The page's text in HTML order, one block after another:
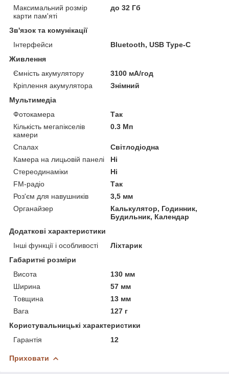
Максимальний розмір
карти пам'яті
до 32 Гб
Зв'язок та комунікації
Інтерфейси
Bluetooth, USB Type-C
Живлення
Ємність акумулятору
3100 мА/год
Кріплення акумулятора
Знімний
Мультимедіа
Фотокамера
Так
Кількість мегапікселів
камери
0.3 Мп
Спалах
Світлодіодна
Камера на лицьовій панелі
Ні
Стереодинаміки
Ні
FM-радіо
Так
Роз'єм для навушників
3,5 мм
Органайзер
Калькулятор, Годинник,
Будильник, Календар
Додаткові характеристики
Інші функції і особливості
Ліхтарик
Габаритні розміри
Висота
130 мм
Ширина
57 мм
Товщина
13 мм
Вага
127 г
Користувальницькі характеристики
Гарантія
12
Приховати